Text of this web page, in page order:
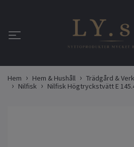
Hem Hem & Hushåll Trädgård &
Nilfisk
Nilfisk Högtryckstvätt E